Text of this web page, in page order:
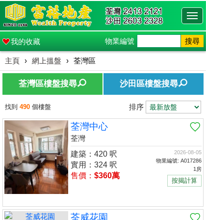
我的收藏 物業編號 搜尋
主頁 › 網上搵盤 › 荃灣區
荃灣區樓盤搜尋 沙田區樓盤搜尋
找到 490 個樓盤 排序
荃灣中心
荃灣
2026-08-05
物業編號: A017286
1房
按揭計算
建築：420 呎
實用：324 呎
售價： $360萬
荃威花園